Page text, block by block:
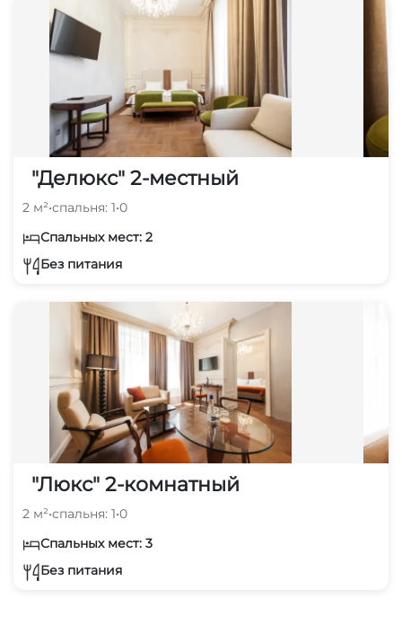
"Делюкс" 2-местный
2 м²•спальня: 1•0
Спальных мест: 2
Без питания
"Люкс" 2-комнатный
2 м²•спальня: 1•0
Спальных мест: 3
Без питания